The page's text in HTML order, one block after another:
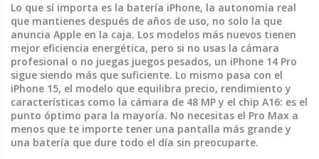
Lo que sí importa es la batería iPhone, la autonomía real
que mantienes después de años de uso, no solo la que
anuncia Apple en la caja. Los modelos más nuevos tienen
mejor eficiencia energética, pero si no usas la cámara
profesional o no juegas juegos pesados, un iPhone 14 Pro
sigue siendo más que suficiente. Lo mismo pasa con el
iPhone 15, el modelo que equilibra precio, rendimiento y
características como la cámara de 48 MP y el chip A16: es el
punto óptimo para la mayoría. No necesitas el Pro Max a
menos que te importe tener una pantalla más grande y
una batería que dure todo el día sin preocuparte.